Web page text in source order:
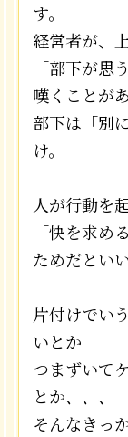
す。
経営者が、
「部下が思
嘆くことが
部下は「別
け。
人が行動を
「快を求め
ためだとい
片付けでい
いとか
つまずいて
とか、、、
そんなきっ